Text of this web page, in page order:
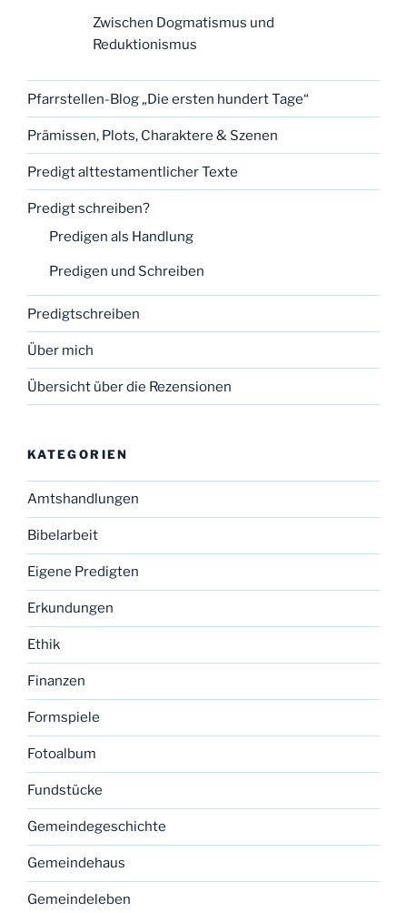
Zwischen Dogmatismus und
Reduktionismus
Pfarrstellen-Blog „Die ersten hundert Tage“
Prämissen, Plots, Charaktere & Szenen
Predigt alttestamentlicher Texte
Predigt schreiben?
Predigen als Handlung
Predigen und Schreiben
Predigtschreiben
Über mich
Übersicht über die Rezensionen
KATEGORIEN
Amtshandlungen
Bibelarbeit
Eigene Predigten
Erkundungen
Ethik
Finanzen
Formspiele
Fotoalbum
Fundstücke
Gemeindegeschichte
Gemeindehaus
Gemeindeleben